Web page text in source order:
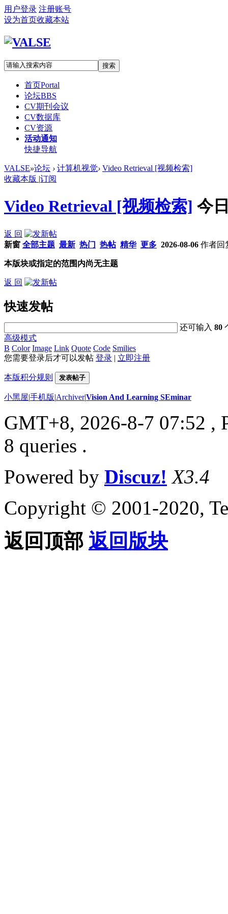
用户登录 注册账号
设为首页收藏本站
搜索
首页Portal
论坛BBS
CV期刊会议
CV数据库
CV资源
活动通知
快捷导航
VALSE»论坛 › 计算机视觉› Video Retrieval [视频检索]
收藏本版 |订阅
Video Retrieval [视频检索] 今
返 回
新窗 全部主题 最新 热门 热帖 精华 更多 2026-08-06 作者回
本版块或指定的范围内尚无主题
返 回
快速发帖
还可输入80
高级模式
B Color Image Link Quote Code Smilies
您需要登录后才可以发帖 登录 | 立即注册
本版积分规则 发表帖子
小黑屋|手机版|Archiver|Vision And Learning SEminar
GMT+8, 2026-8-7 07:52 ,
8 queries .
Powered by Discuz! X3.4
Copyright © 2001-2020,
返回顶部 返回版块